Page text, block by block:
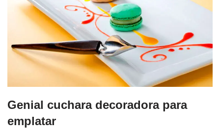
Genial cuchara decoradora para
emplatar